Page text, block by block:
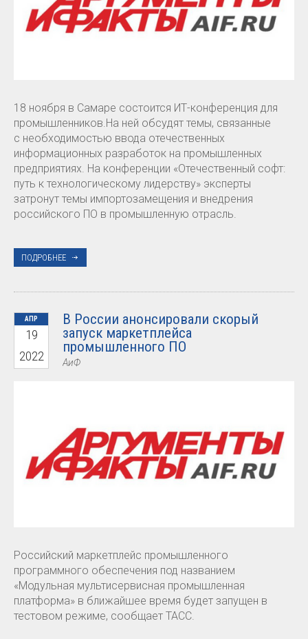
18 ноября в Самаре состоится ИТ-конференция для
промышленников.На ней обсудят темы, связанные
с необходимостью ввода отечественных
информационных разработок на промышленных
предприятиях. На конференции «Отечественный софт:
путь к технологическому лидерству» эксперты
затронут темы импортозамещения и внедрения
российского ПО в промышленную отрасль.
ПОДРОБНЕЕ
АПР
19
2022
В России анонсировали скорый
запуск маркетплейса
промышленного ПО
АиФ
Российский маркетплейс промышленного
программного обеспечения под названием
«Модульная мультисервисная промышленная
платформа» в ближайшее время будет запущен в
тестовом режиме, сообщает ТАСС.